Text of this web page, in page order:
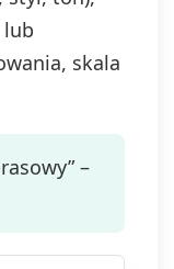
lub
skala
–